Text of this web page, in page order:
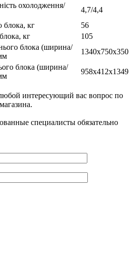
охолодження/
4,7/4,4
блока, кг
56
кг
105
блока (ширина/
1340x750x350
блока (ширина/
958x412x1349
интересующий вас вопрос по
специалисты обязательно